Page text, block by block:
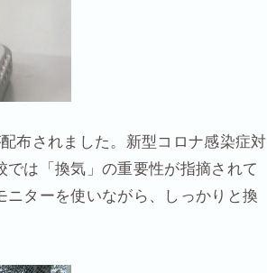
布されました。新型コロナ感染症対
は「換気」の重要性が指摘されて
ターを使いながら、しっかりと換